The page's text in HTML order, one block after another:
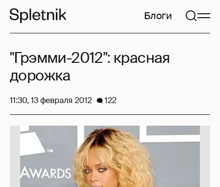
Блоги
"Грэмми-2012": красная
дорожка
11:30, 13 февраля 2012 122